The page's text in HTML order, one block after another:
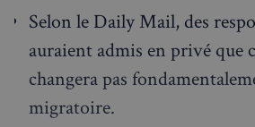
Selon le Daily Mail, des
auraient admis en privé que
changera pas
migratoire.